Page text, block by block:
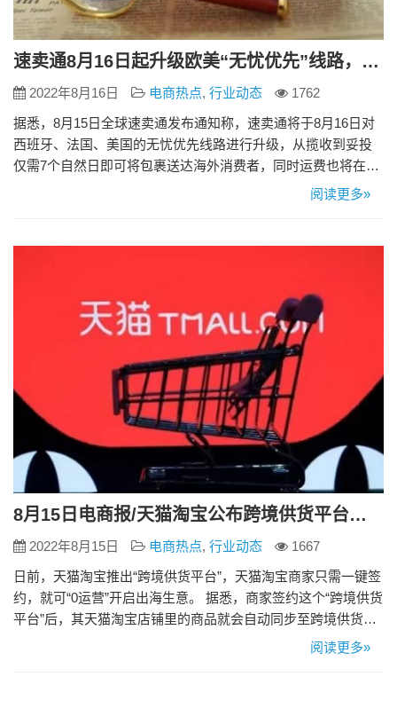
速卖通8月16日起升级欧美“无忧优先”线路，可实现7日达
2022年8月16日 电商热点, 行业动态
1762
据悉，8月15日全球速卖通发布通知称，速卖通将于8月16日对
西班牙、法国、美国的无忧优先线路进行升级，从揽收到妥投
仅需7个自然日即可将包裹送达海外消费者，同时运费也将在原
有基础上大幅下降。商家若已经配置无忧优先物流线路，无需
供更快更省的优质跨境物流服务。 <来客推（www.laike…
阅读更多»
8月15日电商报/天猫淘宝公布跨境供货平台，协助商家实现0门槛低成本出海
2022年8月15日 电商热点, 行业动态
1667
日前，天猫淘宝推出“跨境供货平台”，天猫淘宝商家只需一键签
约，就可“0运营”开启出海生意。 据悉，商家签约这个“跨境供货
平台”后，其天猫淘宝店铺里的商品就会自动同步至跨境供货平
台。这些商品会通过两种渠道出海：1）入选Lazada和速卖通平
阅读更多»